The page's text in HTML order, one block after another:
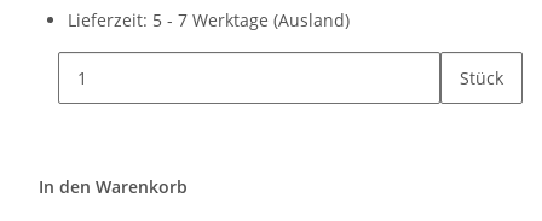
Lieferzeit: 5 - 7 Werktage (Ausland)
Stück
In den Warenkorb